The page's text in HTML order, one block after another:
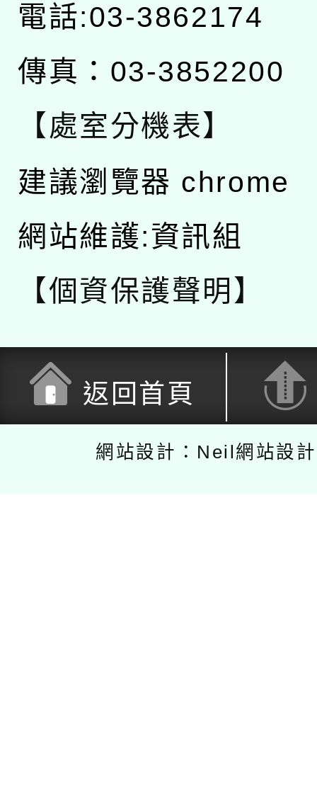
電話:03-3862174
傳真：03-3852200
【處室分機表】
建議瀏覽器 chrome
網站維護:資訊組
【個資保護聲明】
返回首頁
網站設計：Neil網站設